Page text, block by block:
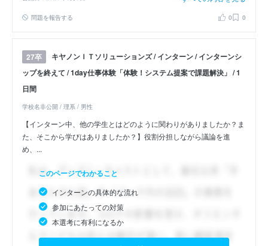
問題を報告する 0 0
27卒
キヤノンＩＴソリューションズ / インターン / インターンシ
ップを終えて / 1day仕事体験「体験！システム提案で課題解決」 / 1
日間
学校名非公開 / 理系 / 男性
【インターン中、他の学生とはどのように関わりがありましたか？ま
た、そこから学びはありましたか？】役割分担しながら議論を進
め、...
このページでわかること
インターンの具体的な流れ
参加にあたっての対策
本選考に有利になるか